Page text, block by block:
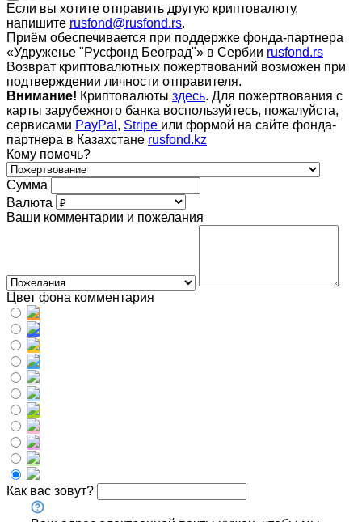
Если вы хотите отправить другую криптовалюту,
напишите rusfond@rusfond.rs.
Приём обеспечивается при поддержке фонда-партнера
«Удружење "Русфонд Београд"» в Сербии rusfond.rs
Возврат криптовалютных пожертвований возможен при
подтверждении личности отправителя.
Внимание! Криптовалюты здесь. Для пожертвования с
карты зарубежного банка воспользуйтесь, пожалуйста,
сервисами PayPal , Stripe или формой на сайте фонда-
партнера в Казахстане rusfond.kz
Кому помочь?
Сумма
Валюта
Ваши комментарии и пожелания
Цвет фона комментария
Как вас зовут?